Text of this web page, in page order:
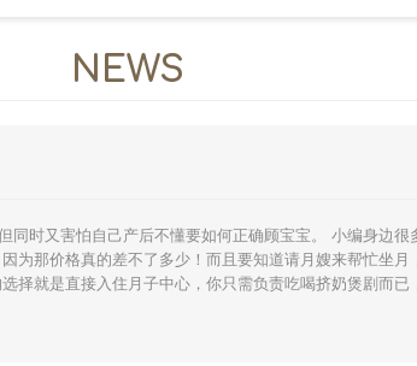
NEWS
时又害怕自己产后不懂要如何正确顾宝宝。 小编身边
为那价格真的差不了多少！而且要知道请月嫂来帮忙坐
择就是直接入住月子中心，你只需负责吃喝挤奶煲剧而